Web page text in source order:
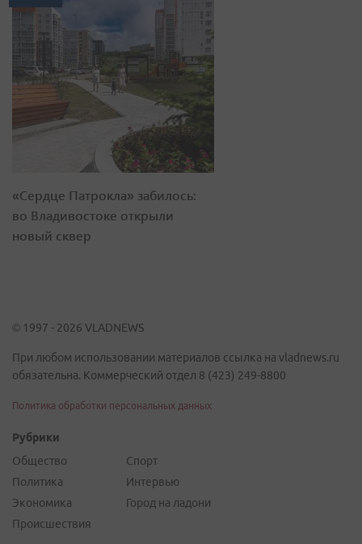
«Сердце Патрокла» забилось:
во Владивостоке открыли
новый сквер
© 1997 - 2026 VLADNEWS
При любом использовании материалов ссылка на vladnews.ru
обязательна. Коммерческий отдел 8 (423) 249-8800
Политика обработки персональных данных
Рубрики
Общество
Политика
Экономика
Происшествия
Спорт
Интервью
Город на ладони